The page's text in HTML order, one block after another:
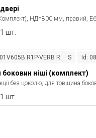
НД=800 мм, правий,
1 шт.
VERB R S Id:
боковин ніші (комплект)
без цоколю, для товщина
1 шт.